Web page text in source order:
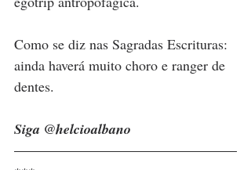
Como se diz nas Sagradas Escrituras:
ainda haverá muito choro e ranger de
dentes.
Siga @helcioalbano